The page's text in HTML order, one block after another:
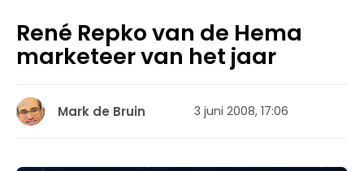
René Repko van de Hema
marketeer van het jaar
Mark de Bruin 3 juni 2008, 17:06